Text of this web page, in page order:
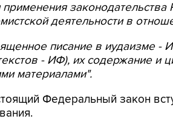
применения
деятельности в
писание в иудаизме -
- ИФ), их содержание и
материалами".
Федеральный закон